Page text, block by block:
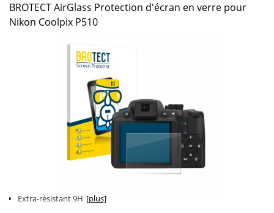
BROTECT AirGlass Protection d'écran en verre pour
Nikon Coolpix P510
Extra-résistant 9H [plus]